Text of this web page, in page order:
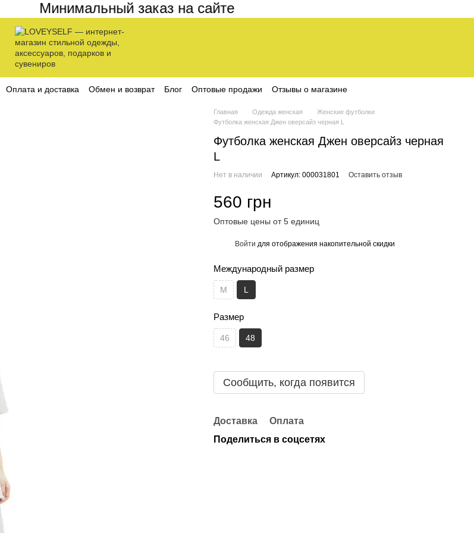
Минимальный заказ на сайте составляет 200 грн
Оплата и доставка Обмен и возврат Блог Оптовые продажи
Отзывы о магазине
Главная Одежда женская
Женские футболки
Футболка женская Джен оверсайз черная L
Футболка женская Джен оверсайз черная
L
Нет в наличии Артикул: 000031801 Оставить отзыв
560 грн
Оптовые цены от 5 единиц
Войти для отображения накопительной скидки
Международный размер
M L
Размер
46 48
Сообщить, когда появится
Доставка
Оплата
Поделиться в соцсетях